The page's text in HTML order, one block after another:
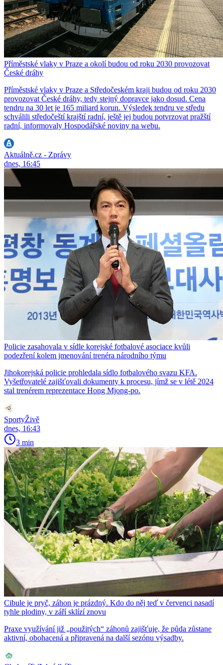
Příměstské vlaky v Praze a okolí budou od roku 2030 provozovat
České dráhy
Příměstské vlaky v Praze a Středočeském kraji budou od roku 2030
provozovat České dráhy, tedy stejný dopravce jako dosud. Cena
tendru na 30 let je 165 miliard korun. Výsledek tendru ve středu
schválili středočeští krajští radní, ještě jej budou potvrzovat pražští
radní, informovaly Hospodářské noviny na webu.
Aktuálně.cz - Zprávy
dnes, 16:45
Policie zasahovala v sídle korejské fotbalové asociace kvůli
podezření kolem jmenování trenéra národního týmu
Jihokorejská policie prohledala sídlo fotbalového svazu KFA.
Vyšetřovatelé zajišťovali dokumenty k procesu, jímž se v létě 2024
stal trenérem reprezentace Hong Mjong-po.
SportyŽivě
dnes, 16:43
3 min
Cibule je pryč, záhon je prázdný. Kdo do něj teď v červenci nasadí
tyhle plodiny, v září sklízí znovu
Praxe využívání již „použitých“ záhonů zajišťuje, že půda zůstane
aktivní, obohacená a připravená na další sezónu výsadby.